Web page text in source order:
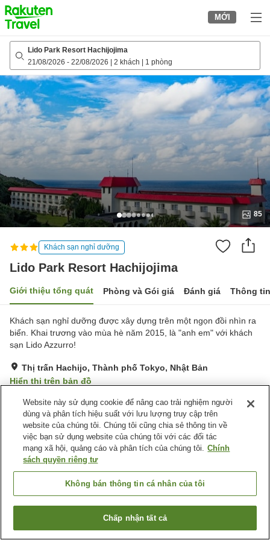
to
top
page
MỚI
Lido Park Resort Hachijojima
21/08/2026 - 22/08/2026 2 khách 1 phòng
85
Khách sạn nghỉ dưỡng
Lido Park Resort Hachijojima
Giới thiệu tổng quát Phòng và Gói giá Đánh giá Thông
Khách sạn nghỉ dưỡng được xây dựng trên một ngọn đồi nhìn ra
biển. Khai trương vào mùa hè năm 2015, là "anh em" với khách
sạn Lido Azzurro!
Thị trấn Hachijo, Thành phố Tokyo, Nhật Bản
Hiển thị trên bản đồ
Tuyệt vời Đánh giá:299lượt
Tiện nghi chỗ nghỉ
Bãi đỗ xe
Nhà hàng
Máy bán hàng tự động
Trang chủ Nhật Bản Thành phố Tokyo
Thị trấn Hachijo
Lido Park Resort Hachijojima
Tìm phòng trống
Website này sử dụng cookie để nâng cao trải nghiệm người
dùng và phân tích hiệu suất với lưu lượng truy cập trên
website của chúng tôi. Chúng tôi cũng chia sẻ thông tin về
việc bạn sử dụng website của chúng tôi với các đối tác
mạng xã hội, quảng cáo và phân tích của chúng tôi. Chính
sách quyền riêng tư
Không bán thông tin cá nhân của tôi
Chấp nhận tất cả